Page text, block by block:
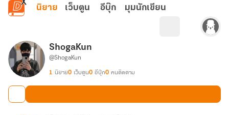
ข้ามไปยังเนื้อหาหลัก
นิยาย เว็บตูน อีบุ๊ก มุมนักเขียน
ShogaKun
@ShogaKun
1 นิยาย0 เว็บตูน0 อีบุ๊ก0 คนติดตาม